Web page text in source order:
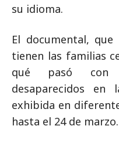
su idioma.
El documental,
tienen las familias
qué pasó con
desaparecidos
exhibida en
hasta el 24 de marzo.